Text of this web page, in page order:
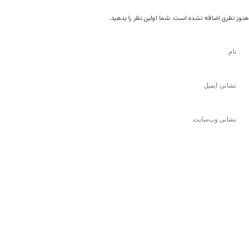
هنوز نظری اضافه نشده است. شما اولین نظر را بدهید.